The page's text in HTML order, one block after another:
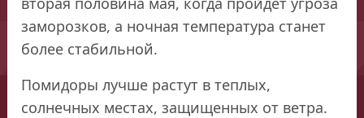
заморозков, а ночная температура станет
более стабильной.
Помидоры лучше растут в теплых,
солнечных местах, защищенных от ветра.